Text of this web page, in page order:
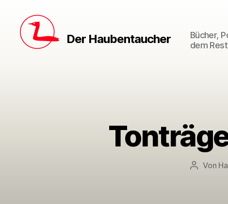
Der Haubentaucher
Bücher,
dem
Von